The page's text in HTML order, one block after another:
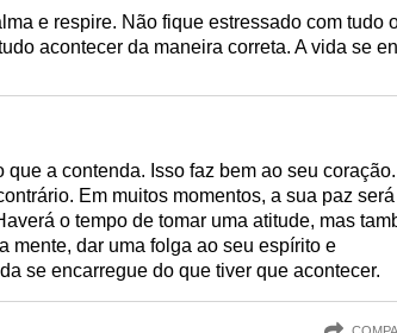
e respire. Não fique estressado com tudo
acontecer da maneira correta. A vida se
que a contenda. Isso faz bem ao seu
Em muitos momentos, a sua paz
o tempo de tomar uma atitude, mas
mente, dar uma folga ao seu espírito e
se encarregue do que tiver que acontecer.